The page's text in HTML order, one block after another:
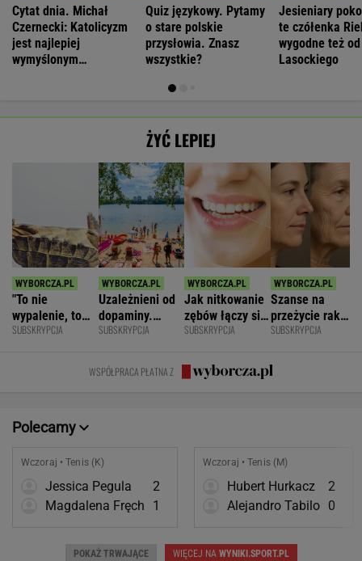
Cytat dnia. Michał
Czernecki: Katolicyzm
jest najlepiej
wymyślonym
Quiz językowy. Pytamy
o stare polskie
przysłowia. Znasz
wszystkie?
Jesieniary
te czółenka
wygodne też od
Lasockiego
ŻYĆ LEPIEJ
"To nie
wypalenie, to
nie depresja".
SUBSKRYPCJA
Uzależnieni od
dopaminy.
Psychiatra o
łatwego życia
SUBSKRYPCJA
Jak nitkowanie
zębów łączy się
ze zdrowiem
SUBSKRYPCJA
Szanse na
przeżycie raka
widać na
Zaskakujące
badania
SUBSKRYPCJA
WSPÓŁPRACA PŁATNA Z
Polecamy
Wczoraj • Tenis (K)
Jessica Pegula
2
Magdalena Fręch
1
Wczoraj • Tenis (M)
Hubert Hurkacz
2
Alejandro Tabilo 0
POKAŻ TRWAJĄCE WIĘCEJ NA WYNIKI.SPORT.PL